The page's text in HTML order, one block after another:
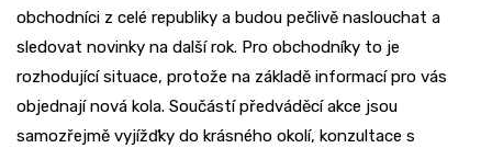
obchodníci z celé republiky a budou pečlivě naslouchat a
sledovat novinky na další rok. Pro obchodníky to je
rozhodující situace, protože na základě informací pro vás
objednají nová kola. Součástí předváděcí akce jsou
samozřejmě vyjížďky do krásného okolí, konzultace s